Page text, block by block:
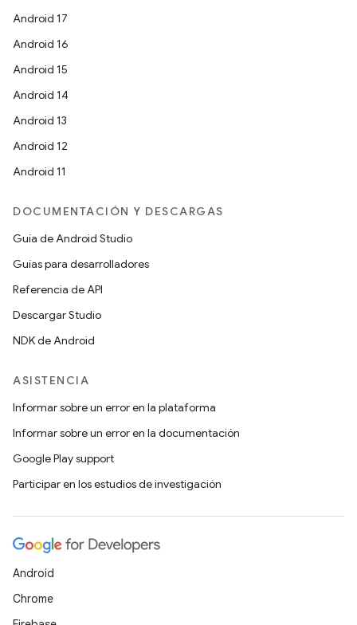
Android 17
Android 16
Android 15
Android 14
Android 13
Android 12
Android 11
DOCUMENTACIÓN Y DESCARGAS
Guía de Android Studio
Guías para desarrolladores
Referencia de API
Descargar Studio
NDK de Android
ASISTENCIA
Informar sobre un error en la plataforma
Informar sobre un error en la documentación
Google Play support
Participar en los estudios de investigación
Android
Chrome